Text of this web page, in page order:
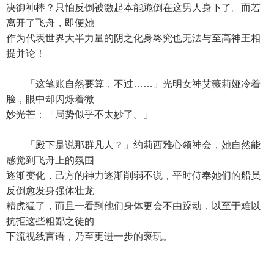
决御神棒？只怕反倒被激起本能跪倒在这男人身下了。而若
离开了飞舟，即便她
作为代表世界大半力量的阴之化身终究也无法与至高神王相
提并论！
「这笔账自然要算，不过……」光明女神艾薇莉娅冷着
脸，眼中却闪烁着微
妙光芒：「局势似乎不太妙了。」
「殿下是说那群凡人？」约莉西雅心领神会，她自然能
感觉到飞舟上的氛围
逐渐变化，己方的神力逐渐削弱不说，平时侍奉她们的船员
反倒愈发身强体壮龙
精虎猛了，而且一看到他们身体更会不由躁动，以至于难以
抗拒这些粗鄙之徒的
下流视线言语，乃至更进一步的亵玩。